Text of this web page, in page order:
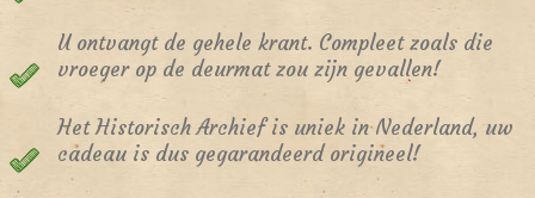
U ontvangt de gehele krant. Compleet zoals die
vroeger op de deurmat zou zijn gevallen!
Het Historisch Archief is uniek in Nederland, uw
cadeau is dus gegarandeerd origineel!